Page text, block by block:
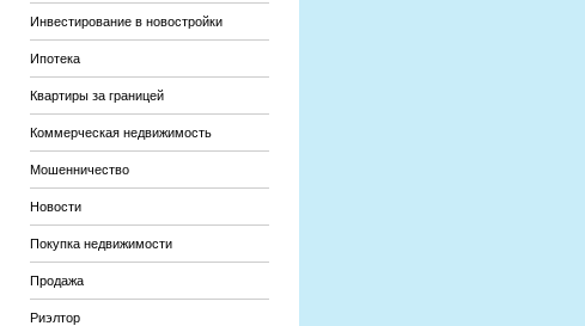
Инвестирование в новостройки
Ипотека
Квартиры за границей
Коммерческая недвижимость
Мошенничество
Новости
Покупка недвижимости
Продажа
Риэлтор